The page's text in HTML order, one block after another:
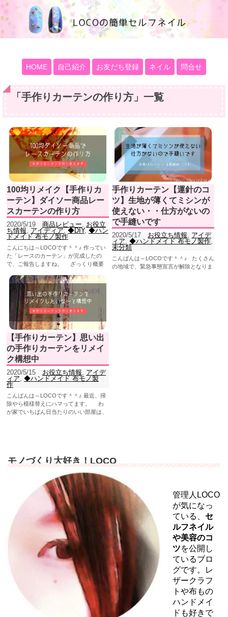
100均大好きママブログ
HOME 自己紹介 お友だち登録 ネイル 問合せ
「 手作りカーテンの作り方 」 一覧
100均リメイク【手作りカ
ーテン】ダイソー商品レー
スカーテンの作り方
2020/5/19 商品レビュー, お役立
ち情報, アイディア, ◆DIY, ◆ハン
ドメイド 布モノ製作
こんにちは～LOCOです＾＾♪ 作ってい
た「レースのカーテン」が完成したの
で、ご報告しますね。 ざっくり概要
手作りカーテン【運針のコ
ツ】生地が薄くてミシンが
使えない・・仕方がないの
で手縫いです
2020/5/17 お役立ち情報, アイデ
ィア,◆ハンドメイド 布モノ製作,
未分類
こんばんは～LOCOです＾＾♪ たくさん
の地域で、緊急事態宣言が解除となりま
【手作りカーテン】思い出
の手作りカーテンをリメイ
ク構想中
2020/5/15 お役立ち情報, アイデ
ィア, ◆ハンドメイド 布モノ製
作
こんばんは～LOCOです＾＾♪ 最近、掃
除やら模様替えにハマってます。 わ
が家でいちばん日当たりのいい部屋は、
モノづくり大好き！LOCO
管理人LOCO
が気になっ
ている、 セ
ルフネイル
や美容のコ
ツを公開し
ているブロ
グです。レ
ザークラフ
トや布もの
ハンドメイ
ドも好きで